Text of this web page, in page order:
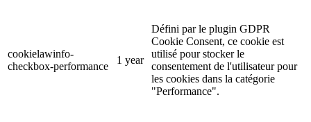
cookielawinfo-
checkbox-performance
1 year
Défini par le plugin GDPR
Cookie Consent, ce cookie est
utilisé pour stocker le
consentement de l'utilisateur pour
les cookies dans la catégorie
"Performance".